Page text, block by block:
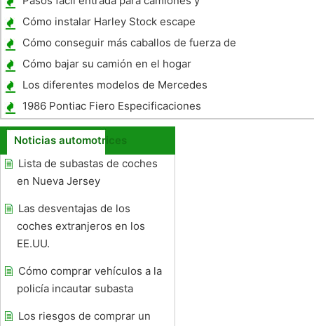
vehículos recreativos
Cómo instalar Harley Stock escape
Cómo conseguir más caballos de fuerza de
un Lincoln LS 3.0 2000
Cómo bajar su camión en el hogar
Los diferentes modelos de Mercedes
1986 Pontiac Fiero Especificaciones
Noticias automotrices
Lista de subastas de coches
en Nueva Jersey
Las desventajas de los
coches extranjeros en los
EE.UU.
Cómo comprar vehículos a la
policía incautar subasta
Los riesgos de comprar un